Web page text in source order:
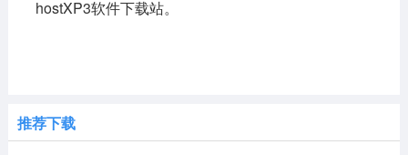
hostXP3软件下载站。
推荐下载